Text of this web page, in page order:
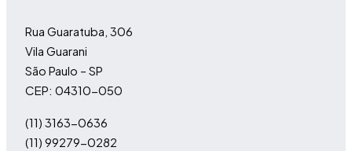
Rua Guaratuba, 306
Vila Guarani
São Paulo – SP
CEP: 04310-050
(11) 3163-0636
(11) 99279-0282